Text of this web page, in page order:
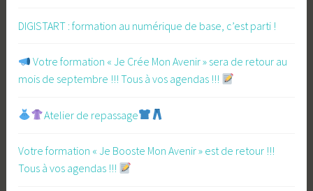
DIGISTART : formation au numérique de base, c’est parti !
​ Votre formation « Je Crée Mon Avenir » sera de retour au
mois de septembre !!! Tous à vos agendas !!!
Atelier de repassage​
Votre formation « Je Booste Mon Avenir » est de retour !!!
Tous à vos agendas !!!